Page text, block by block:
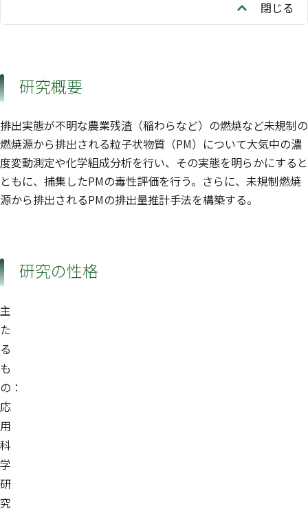
閉じる
研究概要
排出実態が不明な農業残渣（稲わらなど）の燃焼など未規制の
燃焼源から排出される粒子状物質（PM）について大気中の濃
度変動測定や化学組成分析を行い、その実態を明らかにすると
ともに、捕集したPMの毒性評価を行う。さらに、未規制燃焼
源から排出されるPMの排出量推計手法を構築する。
研究の性格
主
た
る
も
の：
応
用
科
学
研
究